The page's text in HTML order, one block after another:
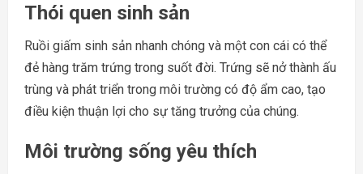
Thói quen sinh sản
Ruồi giấm sinh sản nhanh chóng và một con cái có thể
đẻ hàng trăm trứng trong suốt đời. Trứng sẽ nở thành ấu
trùng và phát triển trong môi trường có độ ẩm cao, tạo
điều kiện thuận lợi cho sự tăng trưởng của chúng.
Môi trường sống yêu thích